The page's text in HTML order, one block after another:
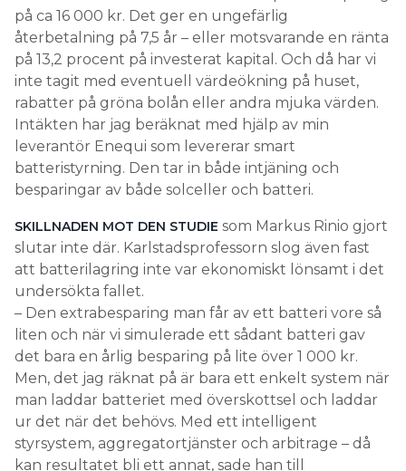
på ca 16 000 kr. Det ger en ungefärlig
återbetalning på 7,5 år – eller motsvarande en ränta
på 13,2 procent på investerat kapital. Och då har vi
inte tagit med eventuell värdeökning på huset,
rabatter på gröna bolån eller andra mjuka värden.
Intäkten har jag beräknat med hjälp av min
leverantör Enequi som levererar smart
batteristyrning. Den tar in både intjäning och
besparingar av både solceller och batteri.
SKILLNADEN MOT DEN STUDIE som Markus Rinio gjort
slutar inte där. Karlstadsprofessorn slog även fast
att batterilagring inte var ekonomiskt lönsamt i det
undersökta fallet.
– Den extrabesparing man får av ett batteri vore så
liten och när vi simulerade ett sådant batteri gav
det bara en årlig besparing på lite över 1 000 kr.
Men, det jag räknat på är bara ett enkelt system när
man laddar batteriet med överskottsel och laddar
ur det när det behövs. Med ett intelligent
styrsystem, aggregatortjänster och arbitrage – då
kan resultatet bli ett annat, sade han till